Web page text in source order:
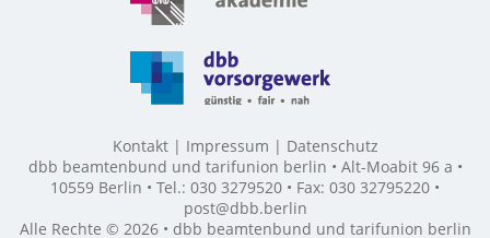
Kontakt Impressum
Datenschutz
dbb beamtenbund und tarifunion berlin • Alt-Moabit 96 a •
10559 Berlin • Tel.: 030 3279520 • Fax: 030 32795220 •
post@dbb.berlin
Alle Rechte © 2026 • dbb beamtenbund und tarifunion berlin